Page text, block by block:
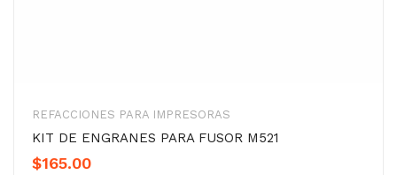
REFACCIONES PARA IMPRESORAS
KIT DE ENGRANES PARA FUSOR M521
$165.00